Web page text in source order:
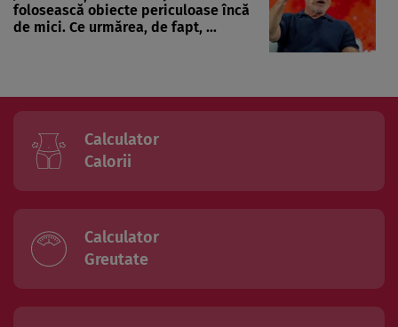
folosească obiecte periculoase încă
de mici. Ce urmărea, de fapt, ...
Calculator
Calorii
Calculator
Greutate